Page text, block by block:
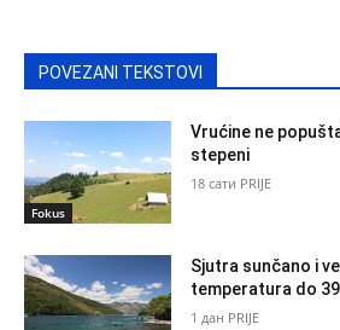
POVEZANI TEKSTOVI
Fokus
Vrućine ne
stepeni
18 сати PRIJE
Sjutra sunčano i
temperatura do
1 дан PRIJE